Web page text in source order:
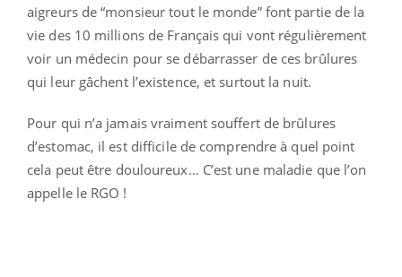
aigreurs de “monsieur tout le monde” font partie de la
vie des 10 millions de Français qui vont régulièrement
voir un médecin pour se débarrasser de ces brûlures
qui leur gâchent l’existence, et surtout la nuit.
Pour qui n’a jamais vraiment souffert de brûlures
d’estomac, il est difficile de comprendre à quel point
cela peut être douloureux… C’est une maladie que l’on
appelle le RGO !